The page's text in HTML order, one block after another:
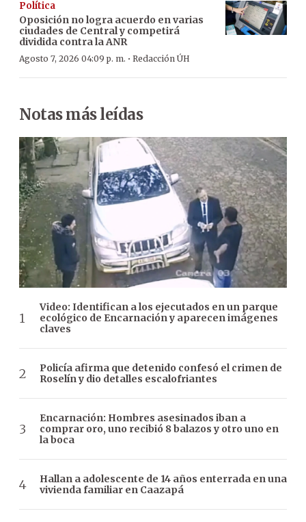
Política
Oposición no logra acuerdo en varias
ciudades de Central y competirá
dividida contra la ANR
Agosto 7, 2026 04:09 p. m. · Redacción ÚH
Notas más leídas
Video: Identifican a los ejecutados en un parque
ecológico de Encarnación y aparecen imágenes
claves
Policía afirma que detenido confesó el crimen de
Roselín y dio detalles escalofriantes
Encarnación: Hombres asesinados iban a
comprar oro, uno recibió 8 balazos y otro uno en
la boca
Hallan a adolescente de 14 años enterrada en una
vivienda familiar en Caazapá